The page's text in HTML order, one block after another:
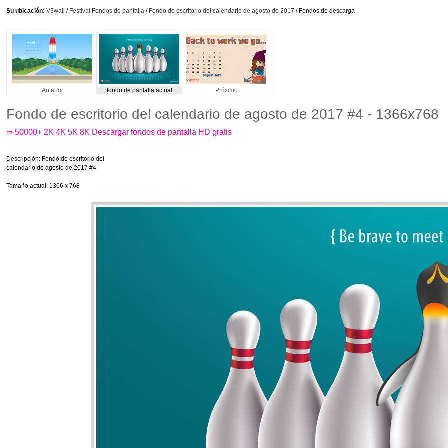
Su ubicación: V3wall / Festival Fondos de pantalla / Fondo de escritorio del calendario de agosto de 2017 / Fondos de descarga
Anterior fondo de pantalla actual Próximo
Fondo de escritorio del calendario de agosto de 2017 #4 - 1366x768
⇒ 50000+ 2K 4K 5K 8K Descargar fondos de pantalla HD gratis
Descripción: Fondo de escritorio del
calendario de agosto de 2017 #4
Tamaño actual : 1366 x 768